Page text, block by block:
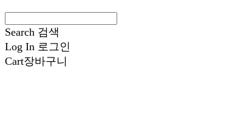
Search 검색
Log In 로그인
Cart장바구니